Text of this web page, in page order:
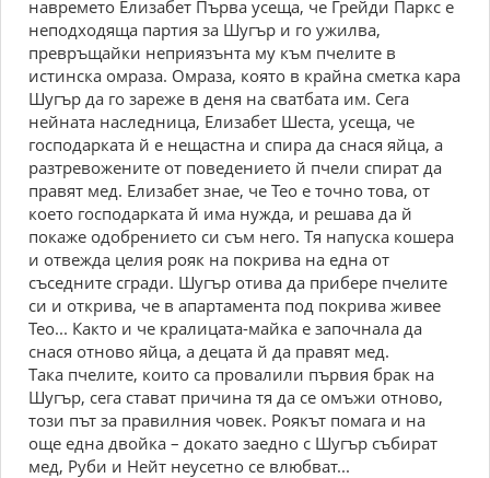
навремето Елизабет Първа усеща, че Грейди Паркс е
неподходяща партия за Шугър и го ужилва,
превръщайки неприязънта му към пчелите в
истинска омраза. Омраза, която в крайна сметка кара
Шугър да го зареже в деня на сватбата им. Сега
нейната наследница, Елизабет Шеста, усеща, че
господарката й е нещастна и спира да снася яйца, а
разтревожените от поведението й пчели спират да
правят мед. Елизабет знае, че Тео е точно това, от
което господарката й има нужда, и решава да й
покаже одобрението си съм него. Тя напуска кошера
и отвежда целия рояк на покрива на една от
съседните сгради. Шугър отива да прибере пчелите
си и открива, че в апартамента под покрива живее
Тео... Както и че кралицата-майка е започнала да
снася отново яйца, а децата й да правят мед.
Така пчелите, които са провалили първия брак на
Шугър, сега стават причина тя да се омъжи отново,
този път за правилния човек. Роякът помага и на
още една двойка – докато заедно с Шугър събират
мед, Руби и Нейт неусетно се влюбват...